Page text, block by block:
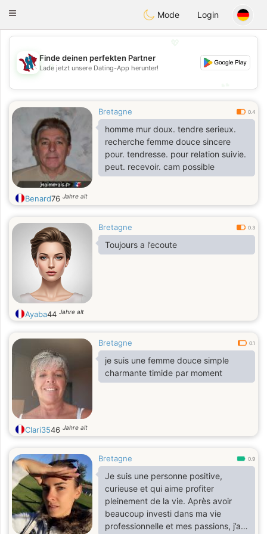
Taimerais
Toggle
Mode Login
💖
💕
Finde deinen perfekten Partner
Lade jetzt unsere Dating-App herunter!
Bretagne 0.4
homme mur doux. tendre serieux.
recherche femme douce sincere
pour. tendresse. pour relation suivie.
peut. recevoir. cam possible
Benard76 Jahre alt
Bretagne 0.3
Toujours a l’ecoute
Ayaba44 Jahre alt
Bretagne 0.1
je suis une femme douce simple
charmante timide par moment
Clari3546 Jahre alt
Bretagne 0.9
Je suis une personne positive,
curieuse et qui aime profiter
pleinement de la vie. Après avoir
beaucoup investi dans ma vie
professionnelle et mes passions, j’ai